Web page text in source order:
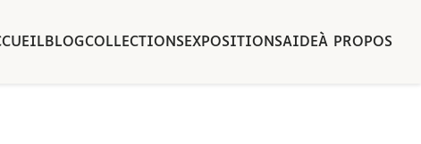
BLOGCOLLECTIONSEXPOSITIONSAIDEÀ PROPOS